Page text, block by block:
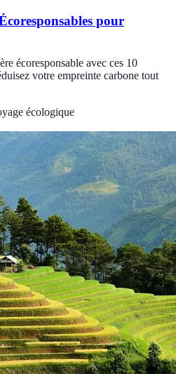
pour
écoresponsable avec ces 10
votre empreinte carbone tout
écologique